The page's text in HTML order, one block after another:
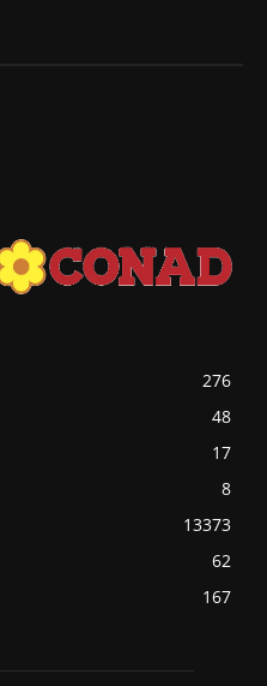
276
48
17
8
13373
62
167